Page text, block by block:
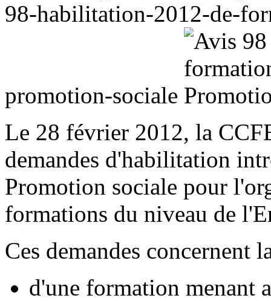
98-habilitation-2012-de-
promotion-sociale
Le 28 février 2012, la
demandes d'habilitation
Promotion sociale pour
formations du niveau de
Ces demandes concernent
d'une formation menant